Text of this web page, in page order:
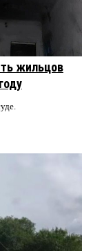
жильцов